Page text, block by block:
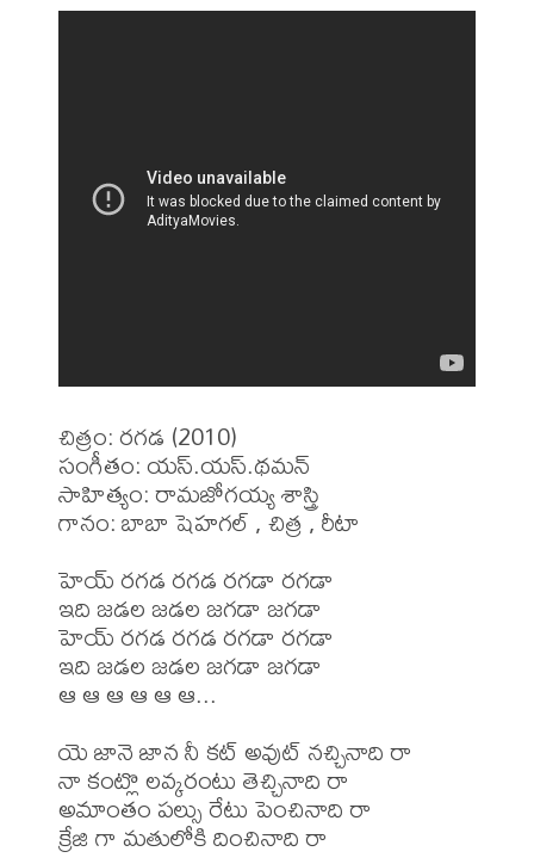
చిత్రం: రగడ (2010)
సంగీతం: యస్.యస్.థమన్
సాహిత్యం: రామజోగయ్య శాస్త్రి
గానం: బాబా షెహగల్ , చిత్ర , రీటా
హెయ్ రగడ రగడ రగడా రగడా
ఇది జడల జడల జగడా జగడా
హెయ్ రగడ రగడ రగడా రగడా
ఇది జడల జడల జగడా జగడా
ఆ ఆ ఆ ఆ ఆ ఆ...
యె జానె జాన నీ కట్ అవుట్ నచ్చినాది రా
నా కంట్లొ లవ్కరంటు తెచ్చినాది రా
అమాంతం పల్సు రేటు పెంచినాది రా
క్రేజి గా మతులోకి దించినాది రా